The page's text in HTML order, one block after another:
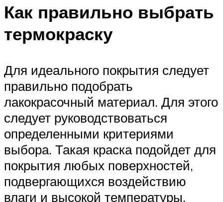
Как правильно выбрать
термокраску
Для идеального покрытия следует
правильно подобрать
лакокрасочный материал. Для этого
следует руководствоваться
определенными критериями
выбора. Такая краска подойдет для
покрытия любых поверхностей,
подвергающихся воздействию
влаги и высокой температуры.